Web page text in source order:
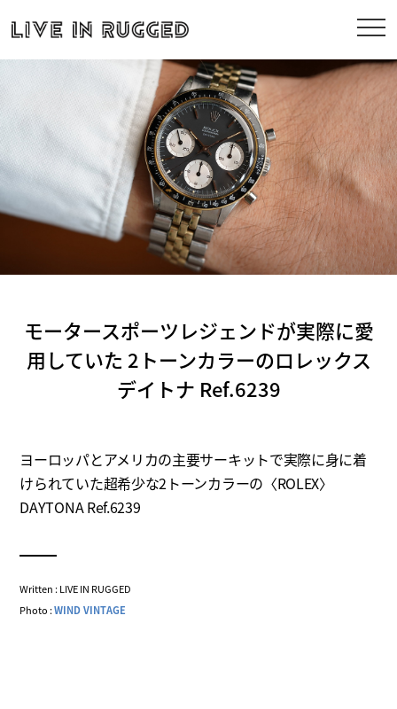
モータースポーツレジェンドが実際に愛
用していた 2トーンカラーのロレックス
デイトナ Ref.6239
ヨーロッパとアメリカの主要サーキットで実際に身に着
けられていた超希少な2トーンカラーの〈ROLEX〉
DAYTONA Ref.6239
Written : LIVE IN RUGGED
Photo :WIND VINTAGE